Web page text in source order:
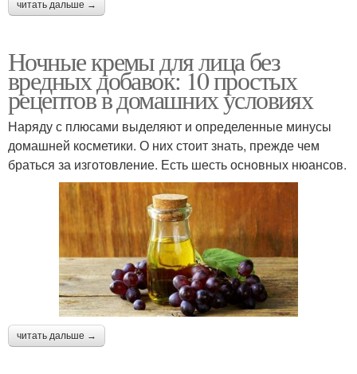
читать дальше →
Ночные кремы для лица без
вредных добавок: 10 простых
рецептов в домашних условиях
Наряду с плюсами выделяют и определенные минусы
домашней косметики. О них стоит знать, прежде чем
браться за изготовление. Есть шесть основных нюансов.
читать дальше →